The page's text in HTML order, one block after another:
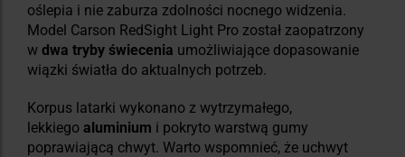
oślepia i nie zaburza zdolności nocnego widzenia.
Model Carson RedSight Light Pro został zaopatrzony
w dwa tryby świecenia umożliwiające dopasowanie
wiązki światła do aktualnych potrzeb.
Korpus latarki wykonano z wytrzymałego,
lekkiego aluminium i pokryto warstwą gumy
poprawiającą chwyt. Warto wspomnieć, że uchwyt